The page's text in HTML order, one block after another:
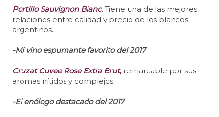
Portillo Sauvignon Blanc.Tiene una de las mejores
relaciones entre calidad y precio de los blancos
argentinos.
-Mi vino espumante favorito del 2017
Cruzat Cuvee Rose Extra Brut,remarcable por sus
aromas nítidos y complejos.
-El enólogo destacado del 2017